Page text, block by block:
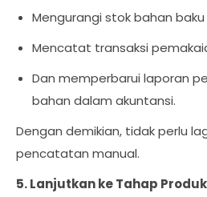
Mengurangi stok bahan
Mencatat transaksi
Dan memperbarui laporan
bahan dalam akuntansi.
Dengan demikian, tidak perlu
pencatatan manual.
5. Lanjutkan ke Tahap